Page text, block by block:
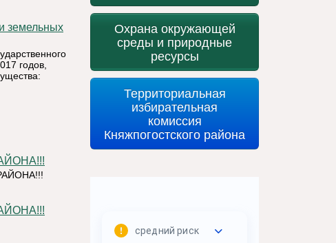
годов,
Охрана окружающей
среды и природные
ресурсы
Территориальная
избирательная
комиссия
Княжпогостского района